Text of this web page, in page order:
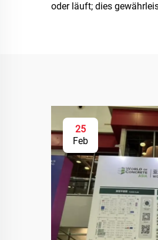
oder läuft; dies
25
Feb